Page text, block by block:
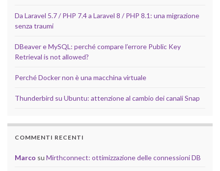
Da Laravel 5.7 / PHP 7.4 a Laravel 8 / PHP 8.1: una migrazione
senza traumi
DBeaver e MySQL: perché compare l’errore Public Key
Retrieval is not allowed?
Perché Docker non è una macchina virtuale
Thunderbird su Ubuntu: attenzione al cambio dei canali Snap
COMMENTI RECENTI
Marco su Mirthconnect: ottimizzazione delle connessioni DB